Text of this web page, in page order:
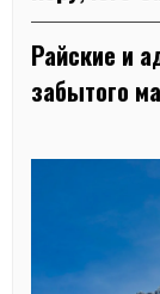
Райские и
забытого